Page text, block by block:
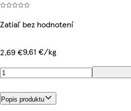
Zatiaľ bez hodnotení
2,69 €9,61 €/kg
Popis produktu